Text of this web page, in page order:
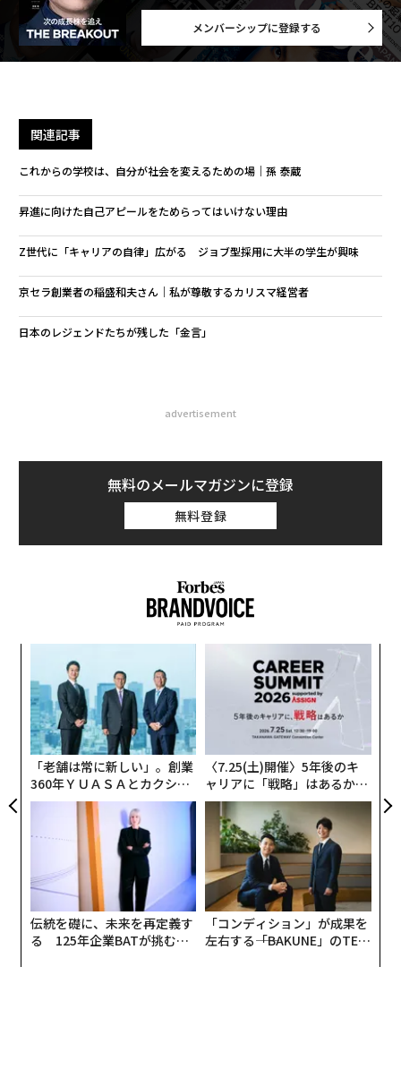
メンバーシップに登録する
関連記事
これからの学校は、自分が社会を変えるための場｜孫 泰蔵
昇進に向けた自己アピールをためらってはいけない理由
Z世代に「キャリアの自律」広がる ジョブ型採用に大半の学生が興味
京セラ創業者の稲盛和夫さん｜私が尊敬するカリスマ経営者
日本のレジェンドたちが残した「金言」
advertisement
無料のメールマガジンに登録
無料登録
「老舗は常に新しい」。創業
360年ＹＵＡＳＡとカクシン
CEO田尻望が語る、AIを超え
る人の価値
〈7.25(土)開催〉5年後のキ
ャリアに「戦略」はあるか。
トップエグゼクティブのキャ
リアに触れる1日│CAREER S
UMMIT 2026
伝統を礎に、未来を再定義す
る 125年企業BATが挑むス
「コンディション」が成果を
左右する――「BAKUNE」のTEN